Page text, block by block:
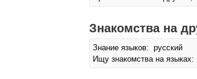
Знакомства на
Знание языков: русский
Ищу знакомства на языках: